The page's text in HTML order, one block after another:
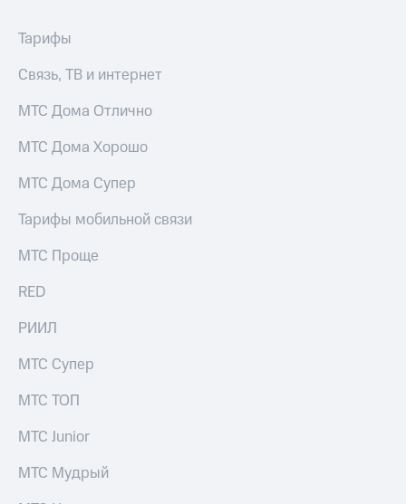
приобретения
выкупа
Дивиденды
Рынок
облигаций
Описание
Еврооблигации-2023
о
Регистратор
Контакты
этика
Тарифы
Связь, ТВ и интернет
МТС Дома Отлично
МТС Дома Хорошо
МТС Дома Супер
Тарифы мобильной связи
МТС Проще
RED
РИИЛ
МТС Супер
МТС ТОП
МТС Junior
МТС Мудрый